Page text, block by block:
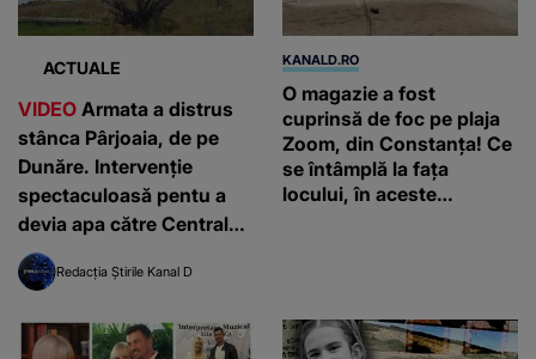
ACTUALE
VIDEO Armata a distrus
stânca Pârjoaia, de pe
Dunăre. Intervenție
spectaculoasă pentu a
devia apa către Centrala
Nucleară de la Cernavodă
Redacția Știrile Kanal D
KANALD.RO
O magazie a fost
cuprinsă de foc pe plaja
Zoom, din Constanța! Ce
se întâmplă la fața
locului, în aceste